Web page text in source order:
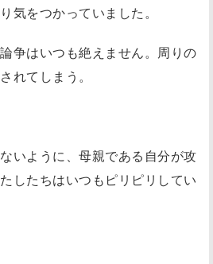
気をつかっていました。
争はいつも絶えません。周りの
れてしまう。
いように、母親である自分が攻
したちはいつもピリピリしてい